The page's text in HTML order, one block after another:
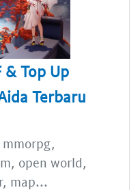
& Top Up
Terbaru
open world,
map...